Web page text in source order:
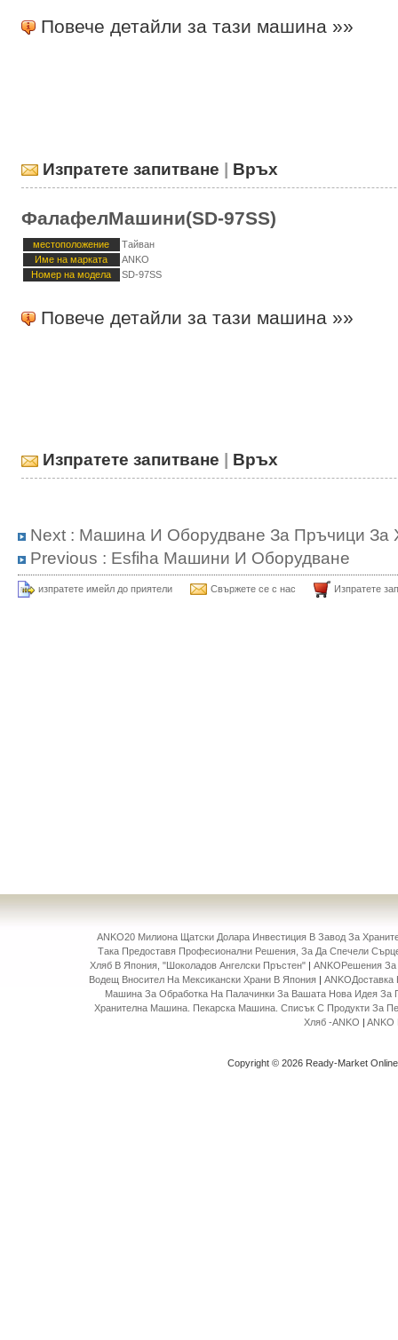
Повече детайли за тази машина »»
Изпратете запитване | Връх
ФалафелМашини(SD-97SS)
местоположение
Тайван
Име на марката
ANKO
Номер на модела
SD-97SS
Повече детайли за тази машина »»
Изпратете запитване | Връх
Next : Машина И Оборудване За Пръчици За
Previous : Esfiha Машини И Оборудване
изпратете имейл до приятели Свържете се с нас Изпратете
ANKO20 Милиона Щатски Долара Инвестиция В Завод За
Така Предоставя Професионални Решения, За Да Спечели
Хляб В Япония, "Шоколадов Ангелски Пръстен" |ANKOРешения
Водещ Вносител На Мексикански Храни В Япония |
Машина За Обработка На Палачинки За Вашата Нова Идея За
Хранителна Машина. Пекарска Машина. Списък С Продукти За
Хляб -ANKO |ANKO
Copyright © 2026 Ready-Market